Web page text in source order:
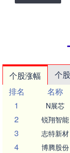
个股涨幅 个
排名
名称
1
N展芯
2 锐翔智能
3 志特新材
4 博腾股份